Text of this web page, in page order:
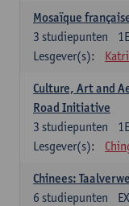
Mosaïque
3 studiepunten
Lesgever(s):
Culture, Art and
Road Initiative
3 studiepunten
Lesgever(s):
Chinees:
6 studiepunten